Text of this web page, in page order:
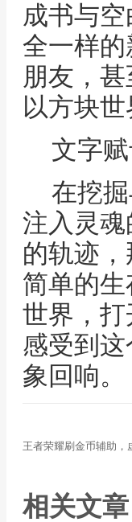
成书与
全一样
朋友，
以方块世
文字
在挖
注入灵
的轨迹
简单的
世界，
感受到
象回响。
王者荣耀刷金币辅助，
相关文章